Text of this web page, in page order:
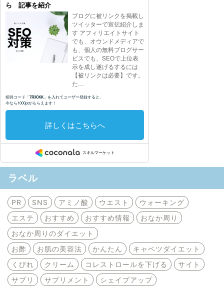
ラベル
PR SNS アミノ酸 ウエスト
ウォーキング
エステ
おすすめ おすすめ情報
おなか周り
おなか周りのダイエット
お酢
お肌の美容法 かんたん
キャベツダイエット
くびれ
クリーム コレストロールを下げる
サイト
サプリ
サプリメント
シェイプアップ